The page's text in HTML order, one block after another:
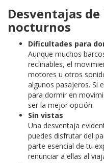
Desventajas
nocturnos
Dificultades para
Aunque muchos
reclinables, el
motores u otros
algunos pasajeros. Si
para dormir en
ser la mejor opción.
Sin vistas
Una desventaja
puedes disfrutar del
parte esencial de tu
renunciar a ellas al